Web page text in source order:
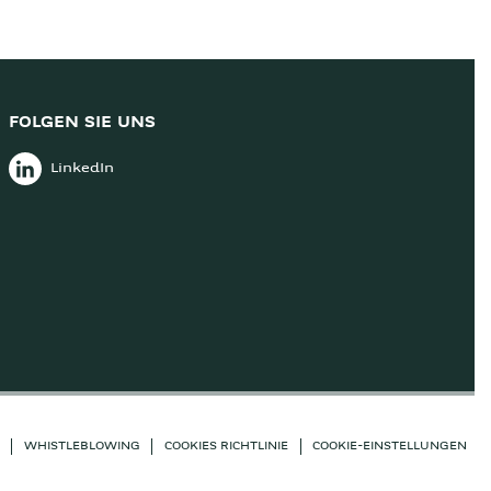
FOLGEN SIE UNS
LinkedIn
WHISTLEBLOWING COOKIES RICHTLINIE COOKIE-EINSTELLUNGEN